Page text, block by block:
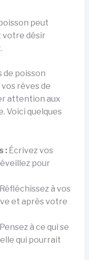
peut
votre désir
poisson
rêves de
attention aux
Voici quelques
:Écrivez vos
pour
à vos
et après votre
à ce qui se
qui pourrait